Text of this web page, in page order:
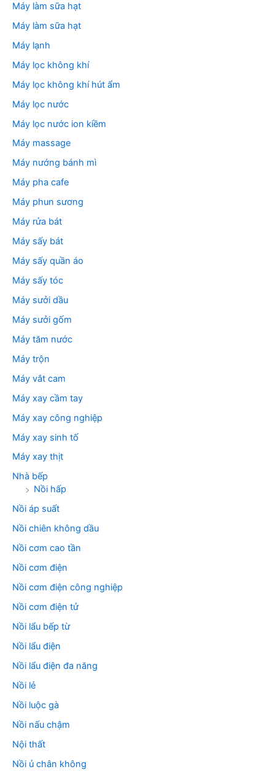
Máy làm sữa hạt
Máy làm sữa hạt
Máy lạnh
Máy lọc không khí
Máy lọc không khí hút ẩm
Máy lọc nước
Máy lọc nước ion kiềm
Máy massage
Máy nướng bánh mì
Máy pha cafe
Máy phun sương
Máy rửa bát
Máy sấy bát
Máy sấy quần áo
Máy sấy tóc
Máy sưởi dầu
Máy sưởi gốm
Máy tăm nước
Máy trộn
Máy vắt cam
Máy xay cầm tay
Máy xay công nghiệp
Máy xay sinh tố
Máy xay thịt
Nhà bếp
Nồi hấp
Nồi áp suất
Nồi chiên không dầu
Nồi cơm cao tần
Nồi cơm điện
Nồi cơm điện công nghiệp
Nồi cơm điện tử
Nồi lẩu bếp từ
Nồi lẩu điện
Nồi lẩu điện đa năng
Nồi lẻ
Nồi luộc gà
Nồi nấu chậm
Nội thất
Nồi ủ chân không